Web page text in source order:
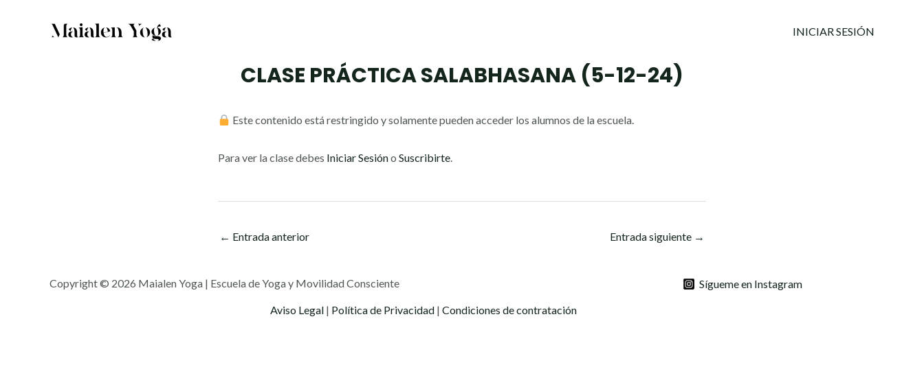
INICIAR SESIÓN
CLASE PRÁCTICA SALABHASANA (5-12-24)
Este contenido está restringido y solamente pueden acceder los alumnos de la escuela.
Para ver la clase debes Iniciar Sesióno Suscribirte
← Entrada anterior Entrada siguiente →
Copyright © 2026 Maialen Yoga | Escuela de Yoga y Movilidad Consciente
Aviso Legal| Política de Privacidad| Condiciones de contratación
Sígueme en Instagram